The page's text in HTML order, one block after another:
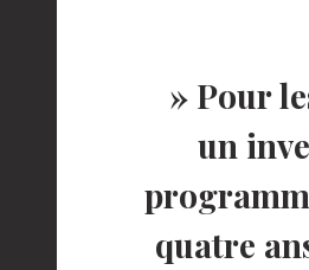
» Pour
un
quatre